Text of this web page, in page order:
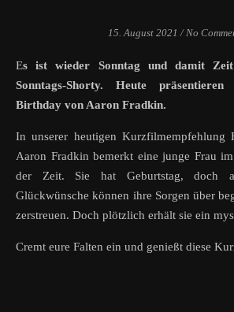
15. August 2021 / No
Es ist wieder Sonntag und damit Zeit für unseren YoT-
Sonntags-Shorty. Heute
Birthday von Aaron Fradkin.
In unserer heutigen Kurzfilmempfehlung
Aaron Fradkin bemerkt eine junge Frau
der Zeit. Sie hat Geburtstag, doch
Glückwünsche können ihre Sorgen über
zerstreuen. Doch plötzlich erhält sie ein
Cremt eure Falten ein und genießt diese